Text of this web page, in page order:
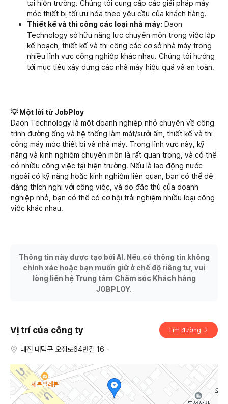
tại hiện trường. Chúng tôi cung cấp các giải pháp máy
móc thiết bị tối ưu hóa theo yêu cầu của khách hàng.
Thiết kế và thi công các loại nhà máy: Daon
Technology sở hữu năng lực chuyên môn trong việc lập
kế hoạch, thiết kế và thi công các cơ sở nhà máy trong
nhiều lĩnh vực công nghiệp khác nhau. Chúng tôi hướng
tới mục tiêu xây dựng các nhà máy hiệu quả và an toàn.
💡 Một lời từ JobPloy
Daon Technology là một doanh nghiệp nhỏ chuyên về công
trình đường ống và hệ thống làm mát/sưởi ấm, thiết kế và thi
công máy móc thiết bị và nhà máy. Trong lĩnh vực này, kỹ
năng và kinh nghiệm chuyên môn là rất quan trọng, và có thể
có nhiều công việc tại hiện trường. Nếu là lao động nước
ngoài có kỹ năng hoặc kinh nghiệm liên quan, bạn có thể dễ
dàng thích nghi với công việc, và do đặc thù của doanh
nghiệp nhỏ, bạn có thể có cơ hội trải nghiệm nhiều loại công
việc khác nhau.
Thông tin này được tạo bởi AI. Nếu có thông tin không
chính xác hoặc bạn muốn giữ ở chế độ riêng tư, vui
lòng liên hệ Trung tâm Chăm sóc Khách hàng
JOBPLOY.
Vị trí của công ty Tìm đường
대전 대덕구 오정로64번길 16 -